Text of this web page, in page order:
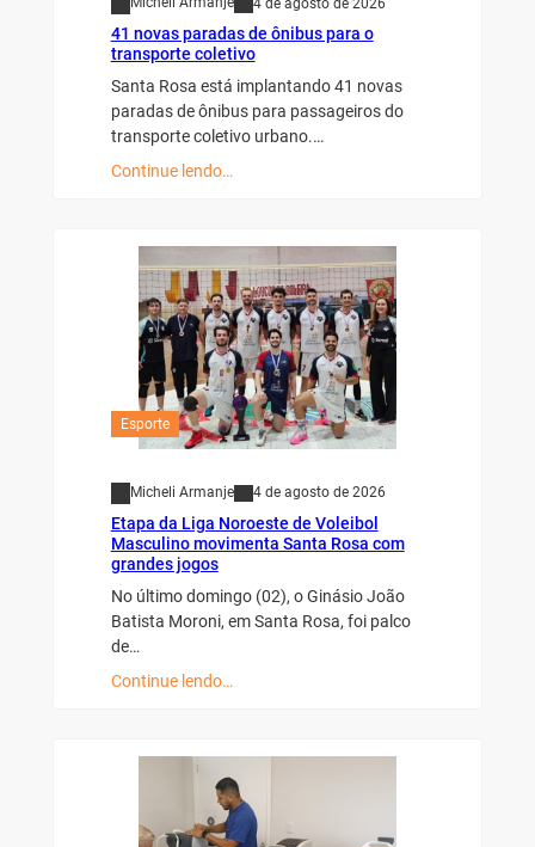
41 novas paradas de ônibus para o
transporte coletivo
Santa Rosa está implantando 41 novas
paradas de ônibus para passageiros do
transporte coletivo urbano.…
Continue lendo…
Esporte
Micheli Armanje 4 de agosto de 2026
Etapa da Liga Noroeste de Voleibol
Masculino movimenta Santa Rosa com
grandes jogos
No último domingo (02), o Ginásio João
Batista Moroni, em Santa Rosa, foi palco
de…
Continue lendo…